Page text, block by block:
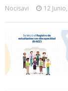
Nocisavi 12